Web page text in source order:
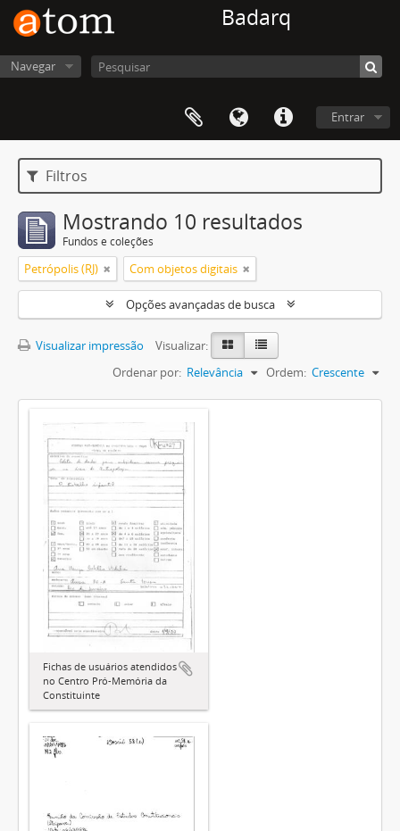
Badarq
Navegar
Entrar
Filtros
Mostrando 10 resultados
Fundos e coleções
Petrópolis (RJ) Com objetos digitais
Opções avançadas de busca
Visualizar impressão
Visualizar:
Ordenar por: Relevância Ordem: Crescente
Fichas de usuários atendidos
no Centro Pró-Memória da
Constituinte